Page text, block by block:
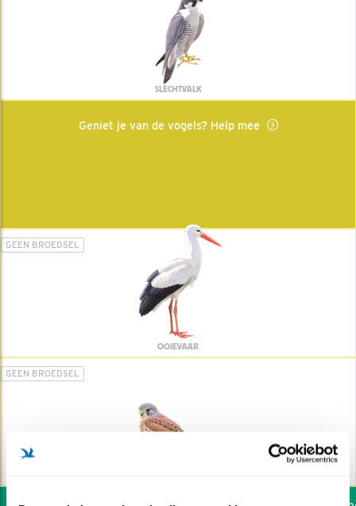
SLECHTVALK
Geniet je van de vogels? Help mee
GEEN BROEDSEL
OOIEVAAR
GEEN BROEDSEL